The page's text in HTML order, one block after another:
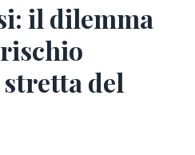
il dilemma
del